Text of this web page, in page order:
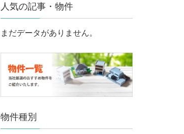
人気の記事・物件
まだデータがありません。
物件種別